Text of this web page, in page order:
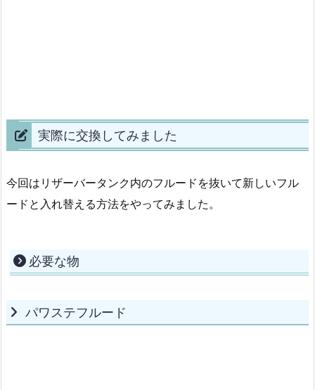
実際に交換してみました
今回はリザーバータンク内のフルードを抜いて新しいフル
ードと入れ替える方法をやってみました。
必要な物
パワステフルード